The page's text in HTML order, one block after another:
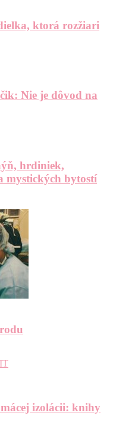
ktorá rozžiari
Nie je dôvod na
hrdiniek,
mystických bytostí
IT
izolácii: knihy